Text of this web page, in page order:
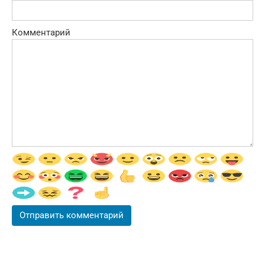
Комментарий